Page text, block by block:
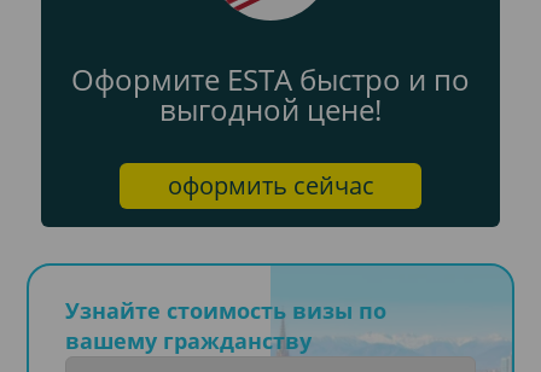
Оформите ESTA быстро и по
выгодной цене!
оформить сейчас
Узнайте стоимость визы по
вашему гражданству